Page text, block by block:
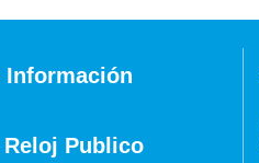
Información
Publico